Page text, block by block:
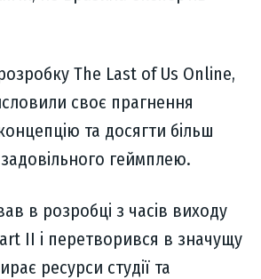
The Last of Us Online,
своє прагнення
та досягти більш
геймплею.
в розробці з часів виходу
II і перетворився в значущу
ресурси студії та